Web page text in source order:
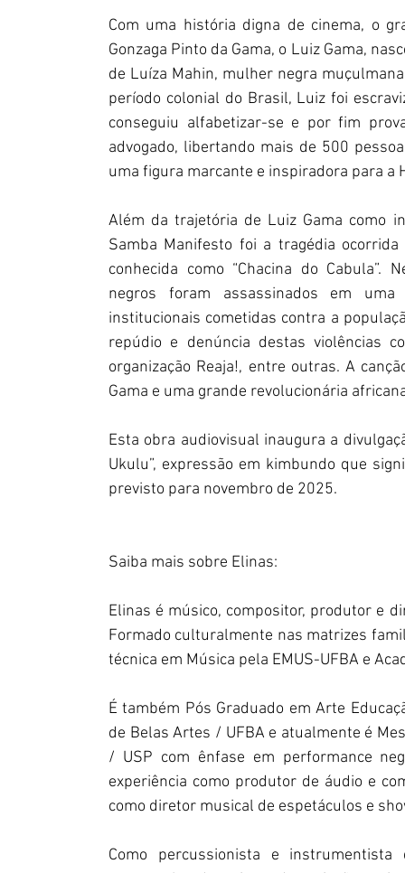
Com uma história digna de cinema, o
Gonzaga Pinto da Gama, o Luiz Gama,
de Luíza Mahin, mulher negra
período colonial do Brasil, Luiz foi
conseguiu alfabetizar-se e por fim
advogado, libertando mais de 500
uma figura marcante e inspiradora para a
Além da trajetória de Luiz Gama como
Samba Manifesto foi a tragédia
conhecida como “Chacina do Cabula”.
negros foram assassinados em
institucionais cometidas contra a
repúdio e denúncia destas violências
organização Reaja!, entre outras. A
Gama e uma grande revolucionária
Esta obra audiovisual inaugura a
Ukulu”, expressão em kimbundo que
previsto para novembro de 2025.
Saiba mais sobre Elinas:
Elinas é músico, compositor, produtor e
Formado culturalmente nas matrizes
técnica em Música pela EMUS-UFBA e
É também Pós Graduado em Arte
de Belas Artes / UFBA e atualmente é
/ USP com ênfase em performance
experiência como produtor de áudio e
como diretor musical de espetáculos e
Como percussionista e